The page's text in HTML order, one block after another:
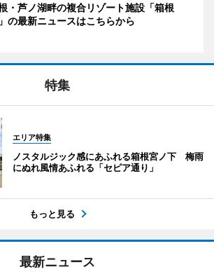
・芦ノ湖畔の複合リゾート施設「箱根
の最新ニュースはこちらから
特集
エリア特集
ノスタルジック感にあふれる箱根宮ノ下 梅雨
にぬれ風情あふれる「セピア通り」
もっと見る
最新ニュース